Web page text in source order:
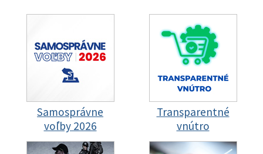
Samosprávne
voľby 2026
Transparentné
vnútro